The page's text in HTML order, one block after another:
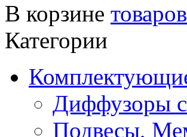
В корзине
Категории
Диффузоры
Подвесы,